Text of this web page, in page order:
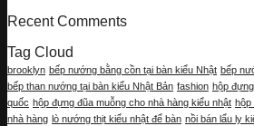
Recent Comments
Tag Cloud
brooklyn bếp nướng bằng cồn tại bàn kiểu Nhật bếp
bếp than nướng tại bàn kiểu Nhật Bản fashion hộp
quốc hộp đựng đũa muỗng cho nhà hàng kiểu nhật hộp
nhà hàng lò nướng thịt kiểu nhật để bàn nồi bán lẩu ly